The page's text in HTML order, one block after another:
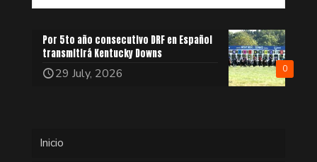
0
Por 5to año consecutivo DRF en Español
transmitirá Kentucky Downs
29 July, 2026
Inicio